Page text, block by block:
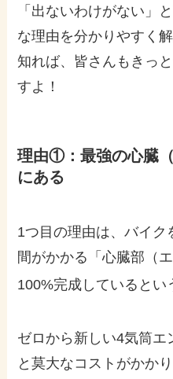
「出ないわけがない」
な理由を分かりやすく
知れば、皆さんもきっ
すよ！
理由①：最強の心臓
にある
1つ目の理由は、バイ
間がかかる「心臓部（
100%完成しているとい
ゼロから新しい4気筒エ
と莫大なコストがかか